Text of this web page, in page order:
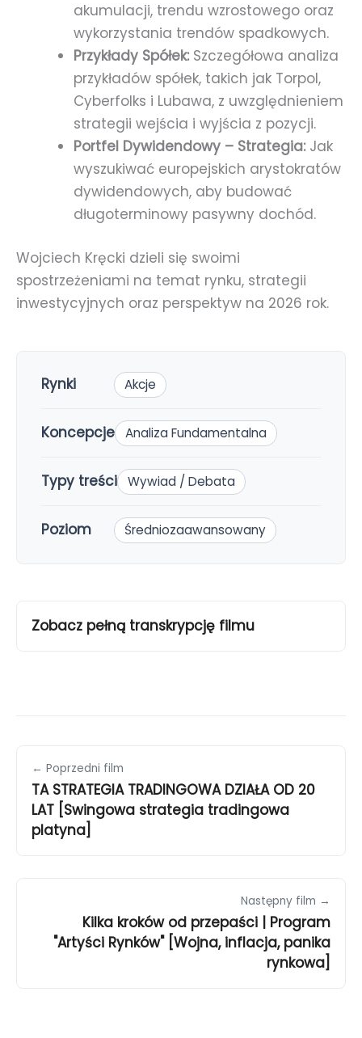
akumulacji, trendu wzrostowego oraz
wykorzystania trendów spadkowych.
Przykłady Spółek:Szczegółowa analiza
przykładów spółek, takich jak Torpol,
Cyberfolks i Lubawa, z uwzględnieniem
strategii wejścia i wyjścia z pozycji.
Portfel Dywidendowy – Strategia:Jak
wyszukiwać europejskich arystokratów
dywidendowych, aby budować
długoterminowy pasywny dochód.
Wojciech Kręcki dzieli się swoimi
spostrzeżeniami na temat rynku, strategii
inwestycyjnych oraz perspektyw na 2026 rok.
Rynki Akcje
Koncepcje Analiza Fundamentalna
Typy treści Wywiad / Debata
Poziom Średniozaawansowany
Zobacz pełną transkrypcję filmu
← Poprzedni film
TA STRATEGIA TRADINGOWA DZIAŁA OD 20
LAT [Swingowa strategia tradingowa
platyna]
Następny film →
Kilka kroków od przepaści | Program
"Artyści Rynków" [Wojna, inflacja, panika
rynkowa]